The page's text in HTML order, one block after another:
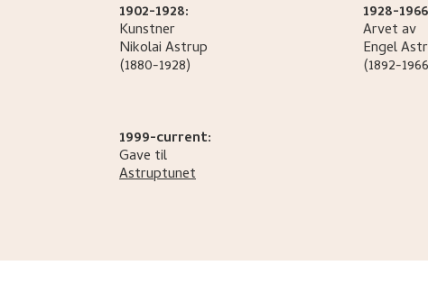
1902-1928:
Kunstner
NikolaiAstrup
(1880-1928)
1928-
Arvet av
Engel
(1892-
1999-current:
Gave til
Astruptunet